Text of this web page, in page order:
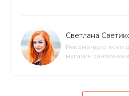
Светлана
Рекомендую всем
магазин